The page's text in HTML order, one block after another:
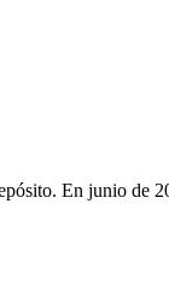
En junio de